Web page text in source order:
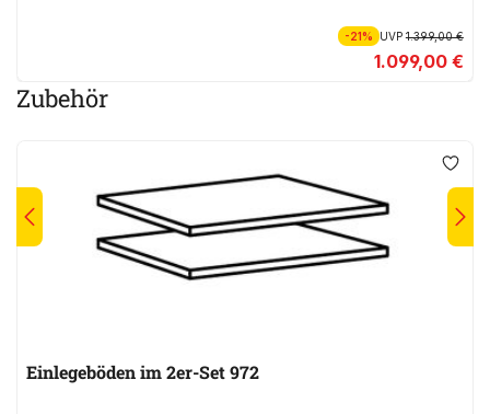
-21% UVP1.399,00 €
1.099,00 €
Zubehör
Einlegeböden im 2er-Set 972